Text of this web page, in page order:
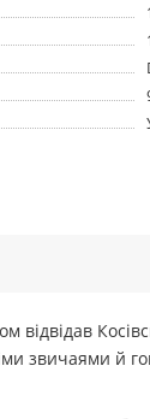
звичаями й